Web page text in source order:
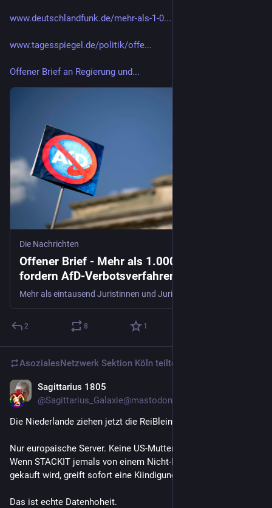
www.deutschlandfunk.de/mehr-als-1-0...
www.tagesspiegel.de/politik/offe...
Offener Brief an Regierung und...
Die Nachrichten
Offener Brief - Mehr als 1.000 Juristen
fordern AfD-Verbotsverfahren
2 8 1
AsozialesNetzwerk Sektion Köln teilte
Sagittarius 1805
@Sagittarius_Galaxie@mastodon.social
Die Niederlande ziehen jetzt die ReiBleine:
Nur europaische Server. Keine US-Muttergesellschaft.
Wenn STACKIT jemals von einem Nicht-EU-Unternehmen
gekauft wird, greift sofort eine Kiindigungsklausel.
Das ist echte Datenhoheit.